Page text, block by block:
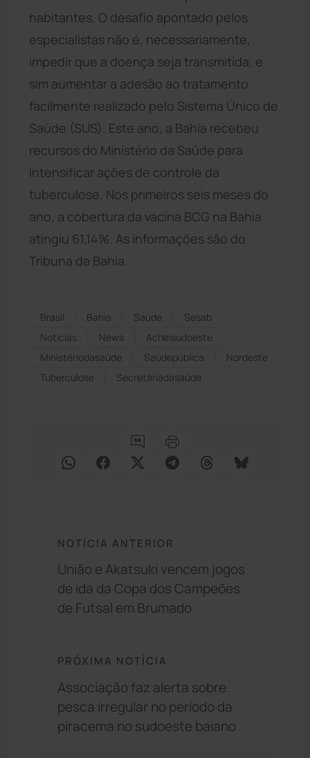
habitantes. O desafio apontado pelos
especialistas não é, necessariamente,
impedir que a doença seja transmitida, e
sim aumentar a adesão ao tratamento
facilmente realizado pelo Sistema Único de
Saúde (SUS). Este ano, a Bahia recebeu
recursos do Ministério da Saúde para
intensificar ações de controle da
tuberculose. Nos primeiros seis meses do
ano, a cobertura da vacina BCG na Bahia
atingiu 61,14%. As informações são do
Tribuna da Bahia.
Brasil Bahia Saúde
Sesab
Notícias
News
Acheisudoeste
Ministériodasaúde
Saúdepública
Nordeste
Tuberculose
Secretariadasaúde
NOTÍCIA ANTERIOR
União e Akatsuki vencem jogos
de ida da Copa dos Campeões
de Futsal em Brumado
PRÓXIMA NOTÍCIA
Associação faz alerta sobre
pesca irregular no período da
piracema no sudoeste baiano